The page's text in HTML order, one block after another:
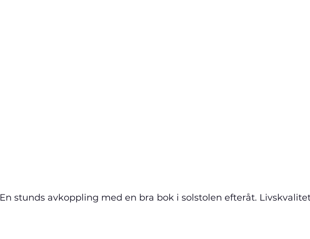
En stunds avkoppling med en bra bok i solstolen efteråt.